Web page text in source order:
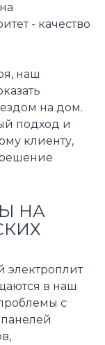
- качество
наш
на дом.
подход и
клиенту,
НА
электроплит
в наш
с